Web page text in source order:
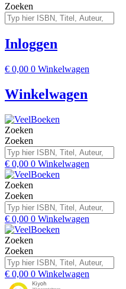
Zoeken
Inloggen
€ 0,00 0 Winkelwagen
Winkelwagen
Zoeken
Zoeken
€ 0,00 0 Winkelwagen
Zoeken
Zoeken
€ 0,00 0 Winkelwagen
Zoeken
Zoeken
€ 0,00 0 Winkelwagen